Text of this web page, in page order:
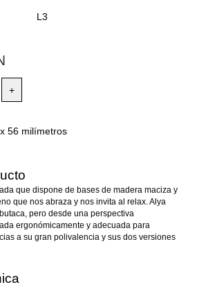
L3
+
56 milímetros
que dispone de bases de madera maciza y
que nos abraza y nos invita al relax. Alya
pero desde una perspectiva
ergonómicamente y adecuada para
a su gran polivalencia y sus dos versiones